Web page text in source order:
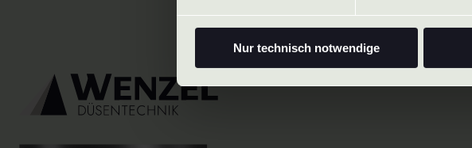
Nur technisch notwendige